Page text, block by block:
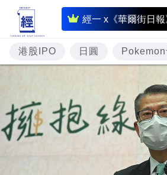
經一 x《華爾街日報
即
時
財
經
題
投
港股IPO 日圓 Pokemon